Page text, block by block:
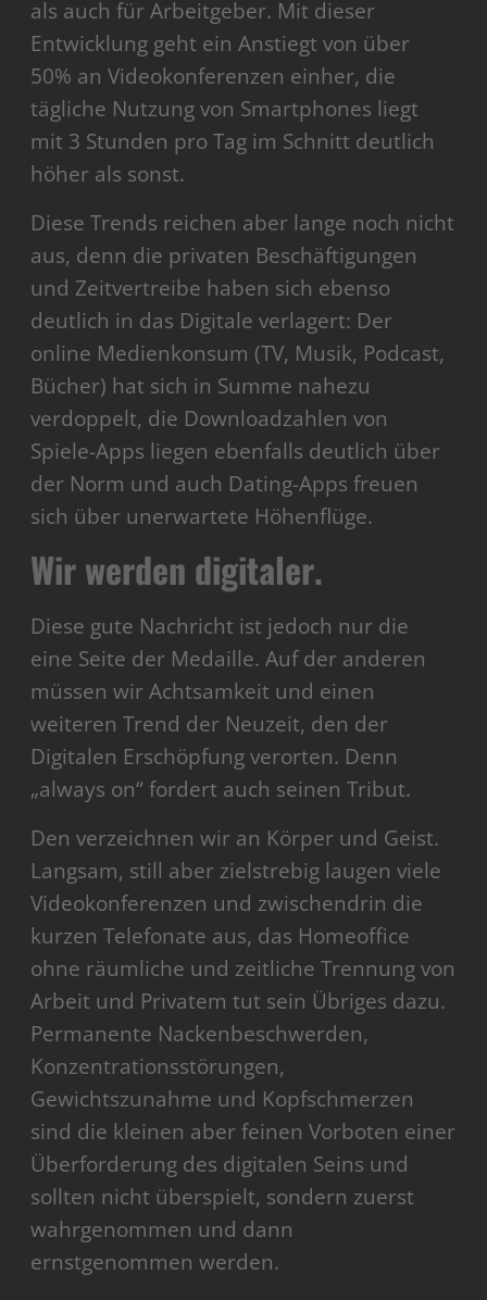
als auch für Arbeitgeber. Mit dieser
Entwicklung geht ein Anstiegt von über
50% an Videokonferenzen einher, die
tägliche Nutzung von Smartphones liegt
mit 3 Stunden pro Tag im Schnitt deutlich
höher als sonst.
Diese Trends reichen aber lange noch nicht
aus, denn die privaten Beschäftigungen
und Zeitvertreibe haben sich ebenso
deutlich in das Digitale verlagert: Der
online Medienkonsum (TV, Musik, Podcast,
Bücher) hat sich in Summe nahezu
verdoppelt, die Downloadzahlen von
Spiele-Apps liegen ebenfalls deutlich über
der Norm und auch Dating-Apps freuen
sich über unerwartete Höhenflüge.
Wir werden digitaler.
Diese gute Nachricht ist jedoch nur die
eine Seite der Medaille. Auf der anderen
müssen wir Achtsamkeit und einen
weiteren Trend der Neuzeit, den der
Digitalen Erschöpfung verorten. Denn
„always on“ fordert auch seinen Tribut.
Den verzeichnen wir an Körper und Geist.
Langsam, still aber zielstrebig laugen viele
Videokonferenzen und zwischendrin die
kurzen Telefonate aus, das Homeoffice
ohne räumliche und zeitliche Trennung von
Arbeit und Privatem tut sein Übriges dazu.
Permanente Nackenbeschwerden,
Konzentrationsstörungen,
Gewichtszunahme und Kopfschmerzen
sind die kleinen aber feinen Vorboten einer
Überforderung des digitalen Seins und
sollten nicht überspielt, sondern zuerst
wahrgenommen und dann
ernstgenommen werden.